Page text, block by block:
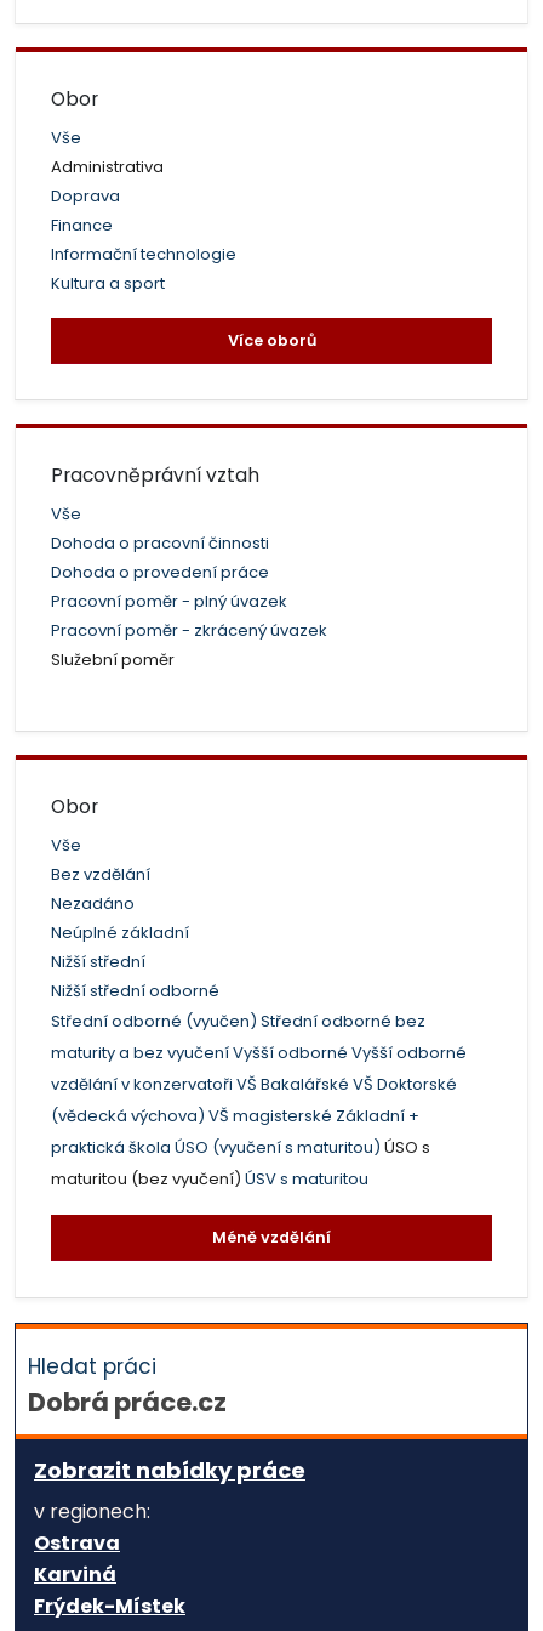
Obor
Vše
Administrativa
Doprava
Finance
Informační technologie
Kultura a sport
Více oborů
Pracovněprávní vztah
Vše
Dohoda o pracovní činnosti
Dohoda o provedení práce
Pracovní poměr - plný úvazek
Pracovní poměr - zkrácený úvazek
Služební poměr
Obor
Vše
Bez vzdělání
Nezadáno
Neúplné základní
Nižší střední
Nižší střední odborné
Střední odborné (vyučen) Střední odborné bez
maturity a bez vyučeníVyšší odborné Vyšší odborné
vzdělání v konzervatoři VŠ Bakalářské VŠ Doktorské
(vědecká výchova) VŠ magisterské Základní +
praktická škola ÚSO (vyučení s maturitou) ÚSO s
maturitou (bez vyučení) ÚSV s maturitou
Méně vzdělání
Hledat práci
Dobrá práce.cz
Zobrazit nabídky práce
v regionech:
Ostrava
Karviná
Frýdek-Místek